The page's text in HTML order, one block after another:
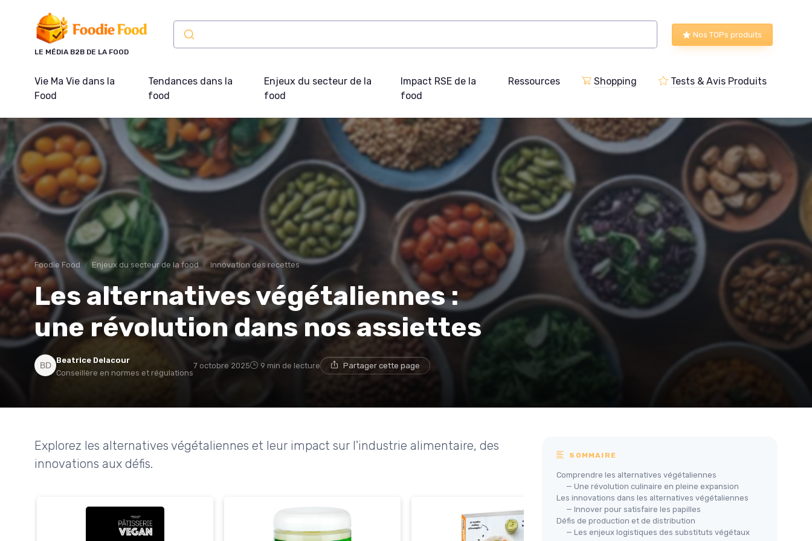
LE MÉDIA B2B DE LA FOOD
Nos TOPs produits
Vie Ma Vie dans la
Food
Tendances dans la
food
Enjeux du secteur de la
food
Impact RSE de la
food
Ressources Shopping Tests & Avis Produits
Foodie Food Enjeux du secteur de la food Innovation des recettes
Les alternatives végétaliennes :
une révolution dans nos assiettes
Beatrice Delacour
Conseillère en normes et régulations
7 octobre 2025 9 min de lecture Partager cette page
Explorez les alternatives végétaliennes et leur impact sur l'industrie alimentaire, des
innovations aux défis.
SOMMAIRE
Comprendre les alternatives végétaliennes
— Une révolution culinaire en pleine expansion
Les innovations dans les alternatives végétaliennes
— Innover pour satisfaire les papilles
Défis de production et de distribution
— Les enjeux logistiques des substituts végétaux